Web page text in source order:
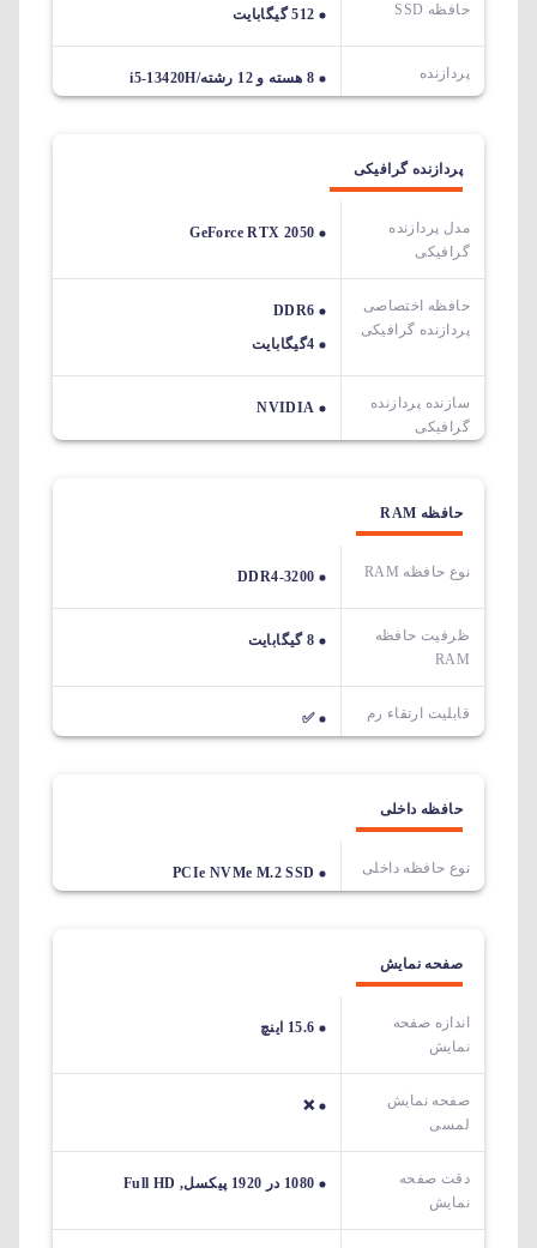
حافظه SSD 512 گیگابایت
پردازنده 8 هسته و 12 رشته/i5-13420H
پردازنده گرافیکی
مدل پردازنده
گرافیکی
GeForce RTX 2050
حافظه اختصاصی
پردازنده گرافیکی
DDR6
4گیگابایت
سازنده پردازنده
گرافیکی
NVIDIA
حافظه RAM
نوع حافظه RAM DDR4-3200
ظرفیت حافظه
RAM
8 گیگابایت
قابلیت ارتقاء رم ✅
حافظه داخلی
نوع حافظه داخلی PCIe NVMe M.2 SSD
صفحه نمایش
اندازه صفحه
نمایش
15.6 اینچ
صفحه نمایش
لمسی
❌
دقت صفحه
نمایش
1080 در 1920 پیکسل, Full HD